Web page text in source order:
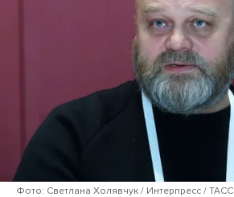
Фото: Светлана Холявчук / Интерпресс / ТАСС